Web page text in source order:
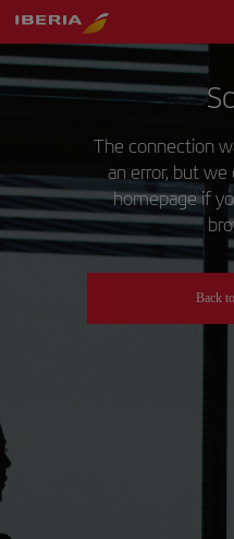
The connection
an error, but
homepage if
Back